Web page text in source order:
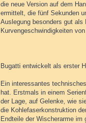
die neue Version auf dem
ermittelt, die fünf Sekunden
Auslegung besonders gut als
Kurvengeschwindigkeiten
Bugatti entwickelt als erster
Ein interessantes
hat. Erstmals in einem
der Lage, auf Gelenke, wie
die Kohlefaserkonstruktion
Endteile der Wischerarme im